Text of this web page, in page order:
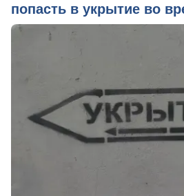
попасть в укрытие во